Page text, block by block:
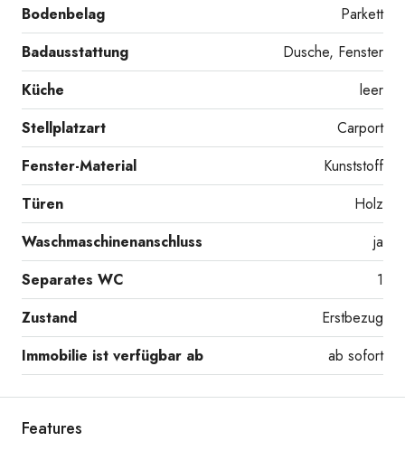
Energieausweis_2
Bodenbelag
Parkett
Badausstattung
Dusche, Fenster
Küche
leer
Stellplatzart
Carport
Fenster-Material
Kunststoff
Türen
Holz
Waschmaschinenanschluss
ja
Separates WC
1
Zustand
Erstbezug
Immobilie ist verfügbar ab
ab sofort
Features